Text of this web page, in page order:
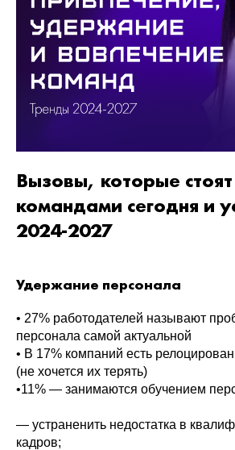
Вызовы, которые
командами сегодня и
2024-2027
Удержание персонала
• 27% работодателей называют
персонала самой актуальной
• В 17% компаний есть
(не хочется их терять)
•11% — занимаются обучением
— устраненить недостатка в
кадров;